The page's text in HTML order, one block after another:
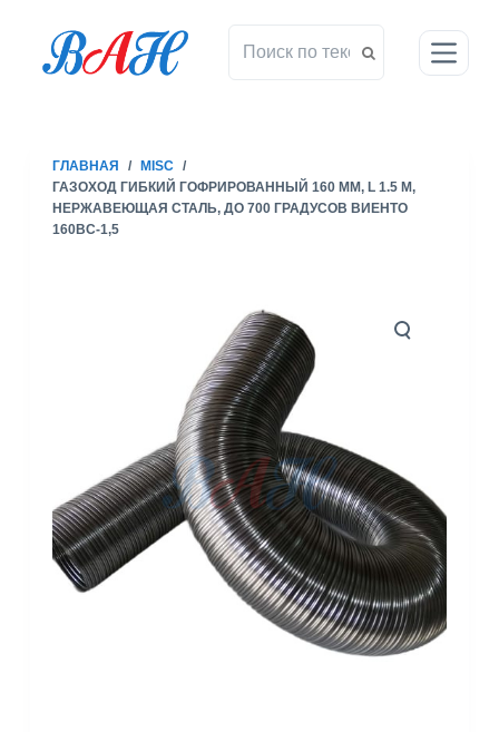
ГЛАВНАЯ / MISC /
ГАЗОХОД ГИБКИЙ ГОФРИРОВАННЫЙ 160 ММ, L 1.5 М,
НЕРЖАВЕЮЩАЯ СТАЛЬ, ДО 700 ГРАДУСОВ ВИЕНТО
160ВС-1,5